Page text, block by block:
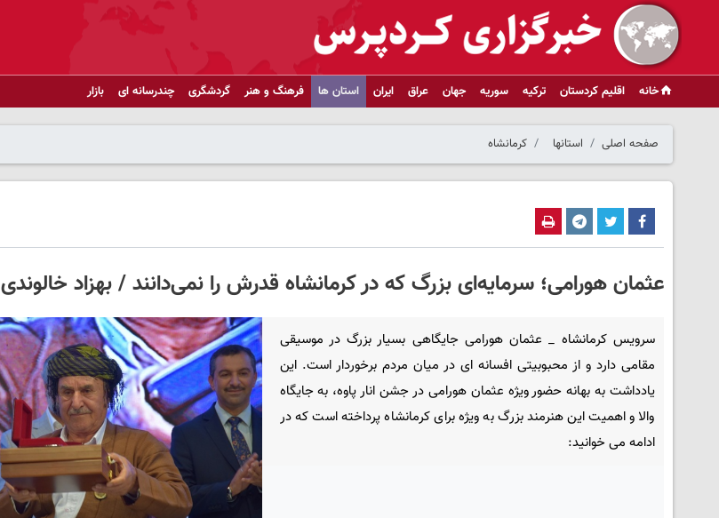
خانه اقلیم کردستان ترکیه سوریه جهان عراق ایران استان ها فرهنگ و هنر گردشگری چندرسانه ای بازار
صفحه اصلی استانها کرمانشاه
عثمان هورامی؛ سرمایه‌ای بزرگ که در کرمانشاه قدرش را نمی‌دانند / بهزاد خالوندی
سرویس کرمانشاه _ عثمان هورامی جایگاهی بسیار بزرگ در موسیقی
مقامی دارد و از محبوبیتی افسانه ای در میان مردم برخوردار است. این
یادداشت به بهانه حضور ویژه عثمان هورامی در جشن انار پاوه، به جایگاه
والا و اهمیت این هنرمند بزرگ به ویژه برای کرمانشاه پرداخته است که در
ادامه می خوانید: